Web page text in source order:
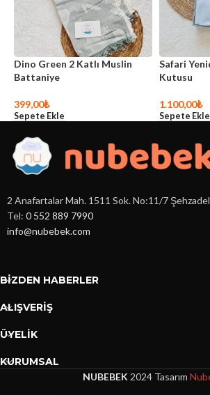
Dino Green 2 Katlı Muslin
Battaniye
399,00₺
Sepete Ekle
Safari
Kutusu
1.100,00₺
Sepete Ekle
2 Anafartalar Mah. 1511 Sok. No:11/7
Tel: 0 552 889 7990
info@nubebek.com
BIZDEN HABERLER
ALIŞVERİŞ
ÜYELİK
KURUMSAL
NUBEBEK 2024 Tasarım